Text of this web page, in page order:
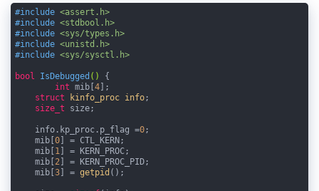
#include <assert.h>
#include <stdbool.h>
#include <sys/types.h>
#include <unistd.h>
#include <sys/sysctl.h>
bool IsDebugged ()
{
int mib[ 4 ];
struct
kinfo_proc info;
size_t size;
    info.kp_proc.p_flag =
0;
    mib[
0 ] = CTL_KERN;
    mib[
1 ] = KERN_PROC;
    mib[
2 ] = KERN_PROC_PID;
    mib[
3 ] = getpid ();